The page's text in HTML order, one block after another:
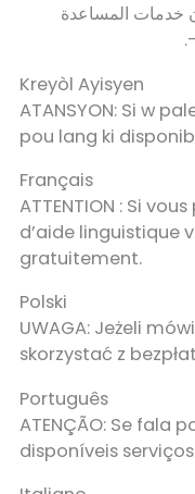
خدمات المساعدة
Kreyòl Ayisyen
ATANSYON: Si w
pou lang ki
Français
ATTENTION : Si
d’aide linguistique
gratuitement.
Polski
UWAGA: Jeżeli
skorzystać z
Português
ATENÇÃO: Se fala
disponíveis